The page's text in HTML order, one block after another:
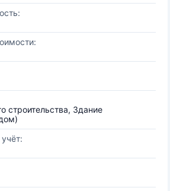
строительства, Здание